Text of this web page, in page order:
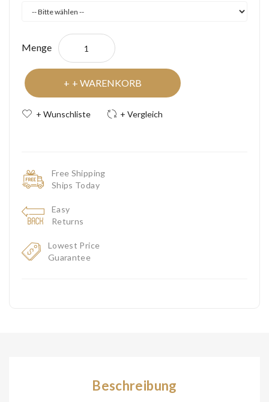
Menge
+ WARENKORB
+ Wunschliste + Vergleich
Free Shipping
Ships Today
Easy
Returns
Lowest Price
Guarantee
Beschreibung